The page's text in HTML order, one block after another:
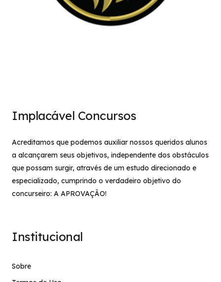
Implacável Concursos
Acreditamos que podemos auxiliar nossos queridos alunos
a alcançarem seus objetivos, independente dos obstáculos
que possam surgir, através de um estudo direcionado e
especializado, cumprindo o verdadeiro objetivo do
concurseiro: A APROVAÇÃO!
Institucional
Sobre